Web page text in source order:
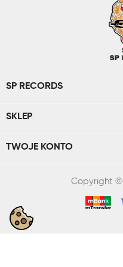
SP RECORDS
SKLEP
TWOJE KONTO
Copyright ©